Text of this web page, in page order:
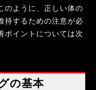
のように、正しい体の
持するための注意が必
ポイントについては次
の基本